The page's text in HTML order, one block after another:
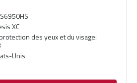
S6950HS
XC
des yeux et du visage:
Unis